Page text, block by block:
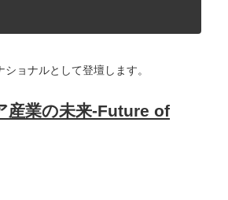
ョナルとして登壇します。
産業の未来-Future of